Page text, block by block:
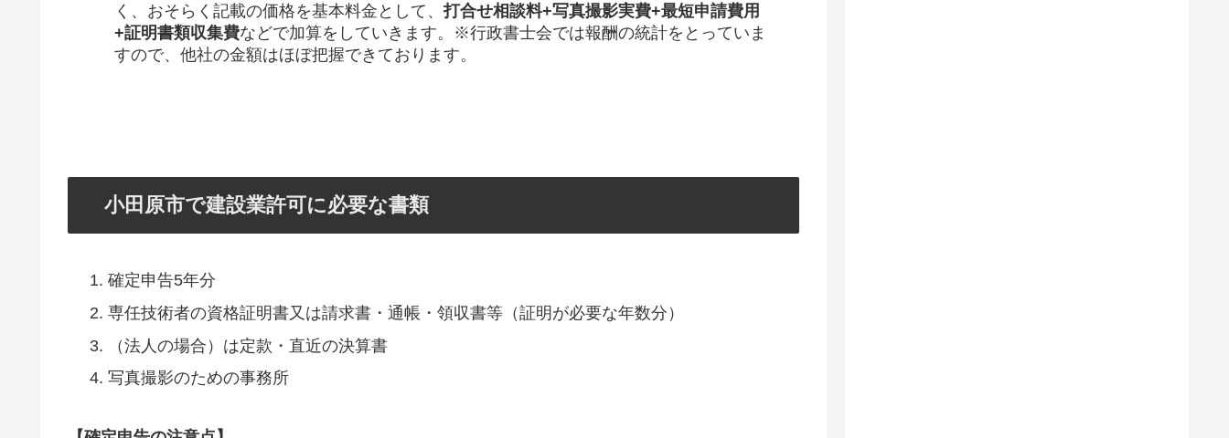
く、おそらく記載の価格を基本料金として、打合せ相談料+写真撮影実費+最短申請費用
+証明書類収集費などで加算をしていきます。※行政書士会では報酬の統計をとっていま
すので、他社の金額はほぼ把握できております。
小田原市で建設業許可に必要な書類
確定申告5年分
専任技術者の資格証明書又は請求書・通帳・領収書等（証明が必要な年数分）
（法人の場合）は定款・直近の決算書
写真撮影のための事務所